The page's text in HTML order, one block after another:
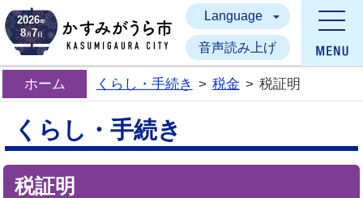
かすみがうら市
2026年
8月7日
Language
音声読み上げ
ホーム くらし・手続き > 税金 > 税証明
くらし・手続き
税証明